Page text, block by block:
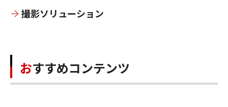
撮影ソリューション
おすすめコンテンツ